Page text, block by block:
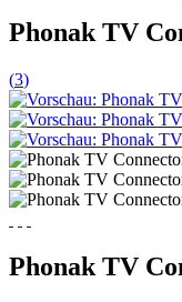
Phonak TV
(3)
Phonak TV